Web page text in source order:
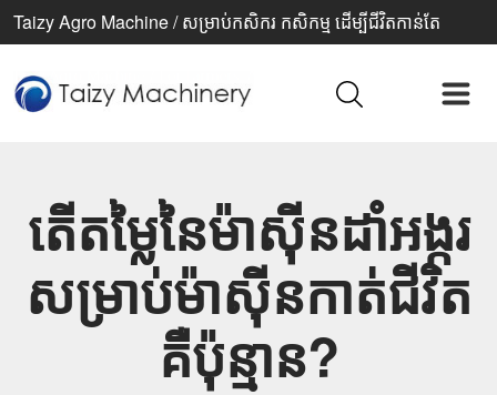
Taizy Agro Machine / សម្រាប់កសិករ កសិកម្ម ដើម្បីជីវិតកាន់តែ
តើតម្លៃនៃម៉ាស៊ីនដាំអង្ករ​
សម្រាប់ម៉ាស៊ីនកាត់ជីវិត​
គឺ​ប៉ុន្មាន?